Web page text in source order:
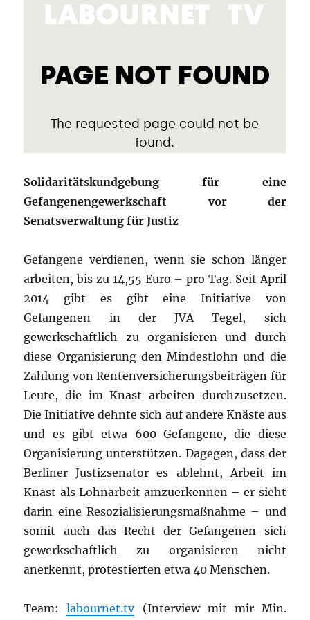
Solidaritätskundgebung für eine
Gefangenengewerkschaft vor der
Senatsverwaltung für Justiz
Gefangene verdienen, wenn sie schon länger
arbeiten, bis zu 14,55 Euro – pro Tag. Seit April
2014 gibt es gibt eine Initiative von
Gefangenen in der JVA Tegel, sich
gewerkschaftlich zu organisieren und durch
diese Organisierung den Mindestlohn und die
Zahlung von Rentenversicherungsbeiträgen für
Leute, die im Knast arbeiten durchzusetzen.
Die Initiative dehnte sich auf andere Knäste aus
und es gibt etwa 600 Gefangene, die diese
Organisierung unterstützen. Dagegen, dass der
Berliner Justizsenator es ablehnt, Arbeit im
Knast als Lohnarbeit amzuerkennen – er sieht
darin eine Resozialisierungsmaßnahme – und
somit auch das Recht der Gefangenen sich
gewerkschaftlich zu organisieren nicht
anerkennt, protestierten etwa 40 Menschen.
Team:labournet.tv(Interview mit mir Min.